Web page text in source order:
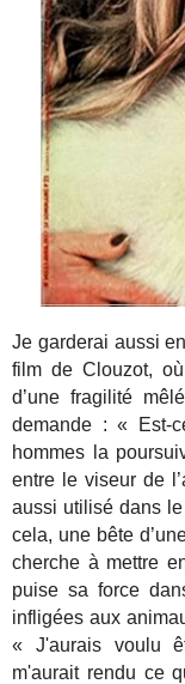
Je garderai aussi
film de Clouzot,
d’une fragilité
demande : « Est-
hommes la
entre le viseur de
aussi utilisé dans
cela, une bête
cherche à mettre
puise sa force
infligées aux
« J'aurais voulu
m'aurait rendu ce